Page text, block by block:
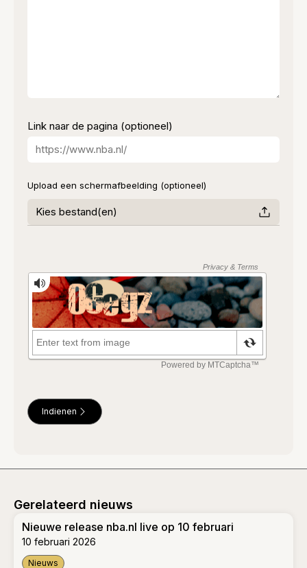
Link naar de pagina (optioneel)
Upload een schermafbeelding (optioneel)
Kies bestand(en)
Indienen
Gerelateerd nieuws
Nieuwe release nba.nl live op 10 februari
10 februari 2026
Nieuws